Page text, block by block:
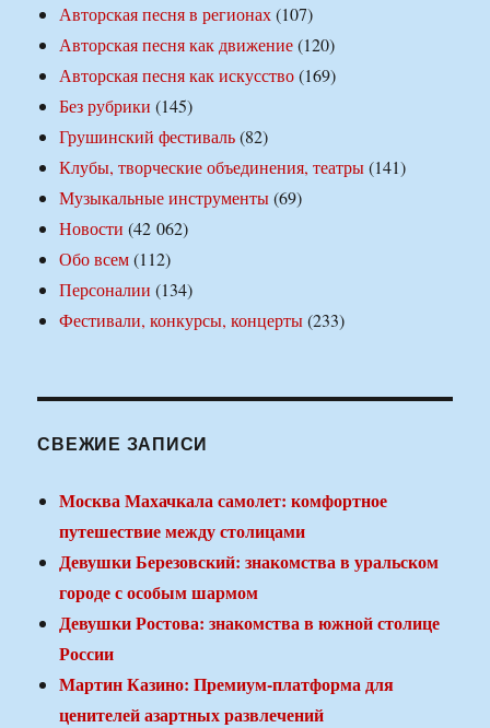
Авторская песня в регионах(107)
Авторская песня как движение(120)
Авторская песня как искусство(169)
Без рубрики (145)
Грушинский фестиваль(82)
Клубы, творческие объединения, театры(141)
Музыкальные инструменты(69)
Новости (42 062)
Обо всем(112)
Персоналии (134)
Фестивали, конкурсы, концерты(233)
СВЕЖИЕ ЗАПИСИ
Москва Махачкала самолет: комфортное
путешествие между столицами
Девушки Березовский: знакомства в уральском
городе с особым шармом
Девушки Ростова: знакомства в южной столице
России
Мартин Казино: Премиум-платформа для
ценителей азартных развлечений